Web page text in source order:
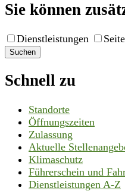
Sie können
Dienstleistungen
Suchen
Schnell zu
Standorte
Öffnungszeiten
Zulassung
Aktuelle
Klimaschutz
Führerschein und
Dienstleistungen A-Z